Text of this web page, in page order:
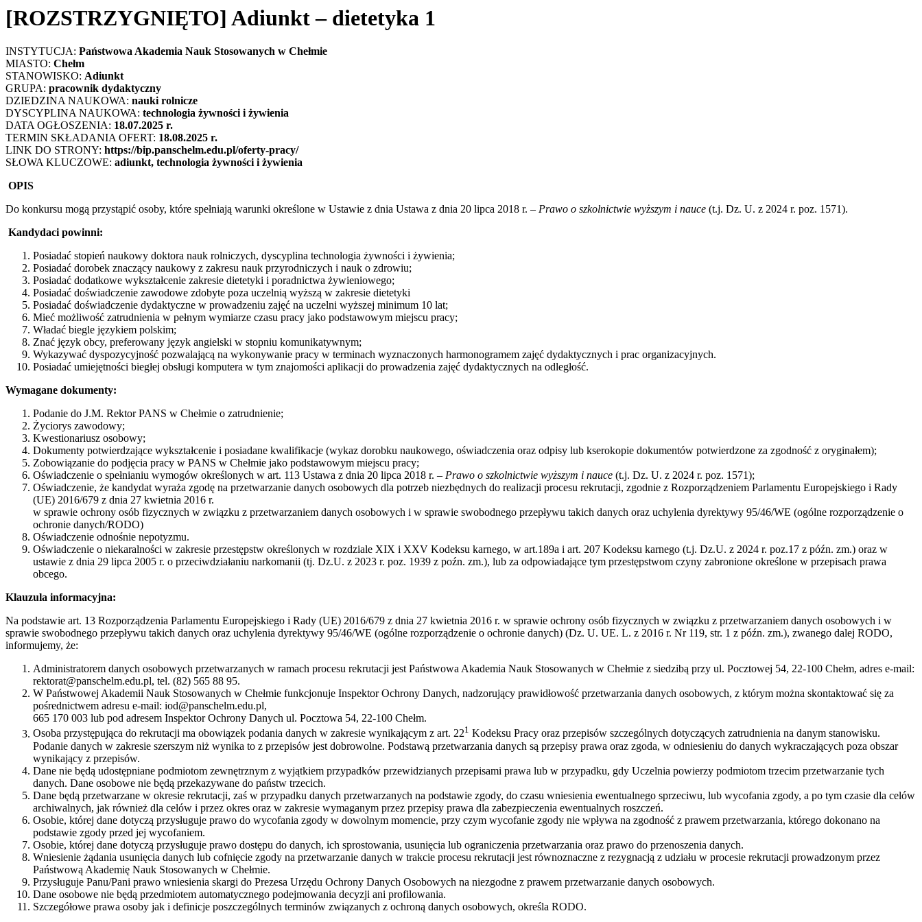
[ROZSTRZYGNIĘTO] Adiunkt – dietetyka 1
INSTYTUCJA: Państwowa Akademia Nauk Stosowanych w Chełmie
MIASTO: Chełm
STANOWISKO: Adiunkt
GRUPA: pracownik dydaktyczny
DZIEDZINA NAUKOWA: nauki rolnicze
DYSCYPLINA NAUKOWA: technologia żywności i żywienia
DATA OGŁOSZENIA: 18.07.2025 r.
TERMIN SKŁADANIA OFERT: 18.08.2025 r.
LINK DO STRONY: https://bip.panschelm.edu.pl/oferty-pracy/
SŁOWA KLUCZOWE: adiunkt, technologia żywności i żywienia
OPIS
Do konkursu mogą przystąpić osoby, które spełniają warunki określone w Ustawie z dnia Ustawa z dnia 20 lipca 2018 r. – Prawo o szkolnictwie wyższym i nauce (t.j. Dz. U. z 2024 r. poz. 1571).
Kandydaci powinni:
Posiadać stopień naukowy doktora nauk rolniczych, dyscyplina technologia żywności i żywienia;
Posiadać dorobek znaczący naukowy z zakresu nauk przyrodniczych i nauk o zdrowiu;
Posiadać dodatkowe wykształcenie zakresie dietetyki i poradnictwa żywieniowego;
Posiadać doświadczenie zawodowe zdobyte poza uczelnią wyższą w zakresie dietetyki
Posiadać doświadczenie dydaktyczne w prowadzeniu zajęć na uczelni wyższej minimum 10 lat;
Mieć możliwość zatrudnienia w pełnym wymiarze czasu pracy jako podstawowym miejscu pracy;
Władać biegle językiem polskim;
Znać język obcy, preferowany język angielski w stopniu komunikatywnym;
Wykazywać dyspozycyjność pozwalającą na wykonywanie pracy w terminach wyznaczonych harmonogramem zajęć dydaktycznych i prac organizacyjnych.
Posiadać umiejętności biegłej obsługi komputera w tym znajomości aplikacji do prowadzenia zajęć dydaktycznych na odległość.
Wymagane dokumenty:
Podanie do J.M. Rektor PANS w Chełmie o zatrudnienie;
Życiorys zawodowy;
Kwestionariusz osobowy;
Dokumenty potwierdzające wykształcenie i posiadane kwalifikacje (wykaz dorobku naukowego, oświadczenia oraz odpisy lub kserokopie dokumentów potwierdzone za zgodność z oryginałem);
Zobowiązanie do podjęcia pracy w PANS w Chełmie jako podstawowym miejscu pracy;
Oświadczenie o spełnianiu wymogów określonych w art. 113 Ustawa z dnia 20 lipca 2018 r. – Prawo o szkolnictwie wyższym i nauce (t.j. Dz. U. z 2024 r. poz. 1571);
Oświadczenie, że kandydat wyraża zgodę na przetwarzanie danych osobowych dla potrzeb niezbędnych do realizacji procesu rekrutacji, zgodnie z Rozporządzeniem Parlamentu Europejskiego i Rady
(UE) 2016/679 z dnia 27 kwietnia 2016 r.
w sprawie ochrony osób fizycznych w związku z przetwarzaniem danych osobowych i w sprawie swobodnego przepływu takich danych oraz uchylenia dyrektywy 95/46/WE (ogólne rozporządzenie o
ochronie danych/RODO)
Oświadczenie odnośnie nepotyzmu.
Oświadczenie o niekaralności w zakresie przestępstw określonych w rozdziale XIX i XXV Kodeksu karnego, w art.189a i art. 207 Kodeksu karnego (t.j. Dz.U. z 2024 r. poz.17 z późn. zm.) oraz w
ustawie z dnia 29 lipca 2005 r. o przeciwdziałaniu narkomanii (tj. Dz.U. z 2023 r. poz. 1939 z poźn. zm.), lub za odpowiadające tym przestępstwom czyny zabronione określone w przepisach prawa
obcego.
Klauzula informacyjna:
Na podstawie art. 13 Rozporządzenia Parlamentu Europejskiego i Rady (UE) 2016/679 z dnia 27 kwietnia 2016 r. w sprawie ochrony osób fizycznych w związku z przetwarzaniem danych osobowych i w
sprawie swobodnego przepływu takich danych oraz uchylenia dyrektywy 95/46/WE (ogólne rozporządzenie o ochronie danych) (Dz. U. UE. L. z 2016 r. Nr 119, str. 1 z późn. zm.), zwanego dalej RODO,
informujemy, że:
Administratorem danych osobowych przetwarzanych w ramach procesu rekrutacji jest Państwowa Akademia Nauk Stosowanych w Chełmie z siedzibą przy ul. Pocztowej 54, 22-100 Chełm, adres e-mail:
rektorat@panschelm.edu.pl, tel. (82) 565 88 95.
W Państwowej Akademii Nauk Stosowanych w Chełmie funkcjonuje Inspektor Ochrony Danych, nadzorujący prawidłowość przetwarzania danych osobowych, z którym można skontaktować się za
pośrednictwem adresu e-mail: iod@panschelm.edu.pl,
665 170 003 lub pod adresem Inspektor Ochrony Danych ul. Pocztowa 54, 22-100 Chełm.
Osoba przystępująca do rekrutacji ma obowiązek podania danych w zakresie wynikającym z art. 221 Kodeksu Pracy oraz przepisów szczególnych dotyczących zatrudnienia na danym stanowisku.
Podanie danych w zakresie szerszym niż wynika to z przepisów jest dobrowolne. Podstawą przetwarzania danych są przepisy prawa oraz zgoda, w odniesieniu do danych wykraczających poza obszar
wynikający z przepisów.
Dane nie będą udostępniane podmiotom zewnętrznym z wyjątkiem przypadków przewidzianych przepisami prawa lub w przypadku, gdy Uczelnia powierzy podmiotom trzecim przetwarzanie tych
danych. Dane osobowe nie będą przekazywane do państw trzecich.
Dane będą przetwarzane w okresie rekrutacji, zaś w przypadku danych przetwarzanych na podstawie zgody, do czasu wniesienia ewentualnego sprzeciwu, lub wycofania zgody, a po tym czasie dla celów
archiwalnych, jak również dla celów i przez okres oraz w zakresie wymaganym przez przepisy prawa dla zabezpieczenia ewentualnych roszczeń.
Osobie, której dane dotyczą przysługuje prawo do wycofania zgody w dowolnym momencie, przy czym wycofanie zgody nie wpływa na zgodność z prawem przetwarzania, którego dokonano na
podstawie zgody przed jej wycofaniem.
Osobie, której dane dotyczą przysługuje prawo dostępu do danych, ich sprostowania, usunięcia lub ograniczenia przetwarzania oraz prawo do przenoszenia danych.
Wniesienie żądania usunięcia danych lub cofnięcie zgody na przetwarzanie danych w trakcie procesu rekrutacji jest równoznaczne z rezygnacją z udziału w procesie rekrutacji prowadzonym przez
Państwową Akademię Nauk Stosowanych w Chełmie.
Przysługuje Panu/Pani prawo wniesienia skargi do Prezesa Urzędu Ochrony Danych Osobowych na niezgodne z prawem przetwarzanie danych osobowych.
Dane osobowe nie będą przedmiotem automatycznego podejmowania decyzji ani profilowania.
Szczegółowe prawa osoby jak i definicje poszczególnych terminów związanych z ochroną danych osobowych, określa RODO.